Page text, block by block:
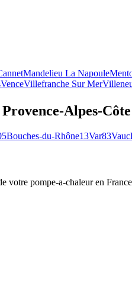
Mandelieu La Napoule
VenceVillefranche Sur Mer
Provence-Alpes-
Bouches-du-Rhône13Var83
votre pompe-a-chaleur en